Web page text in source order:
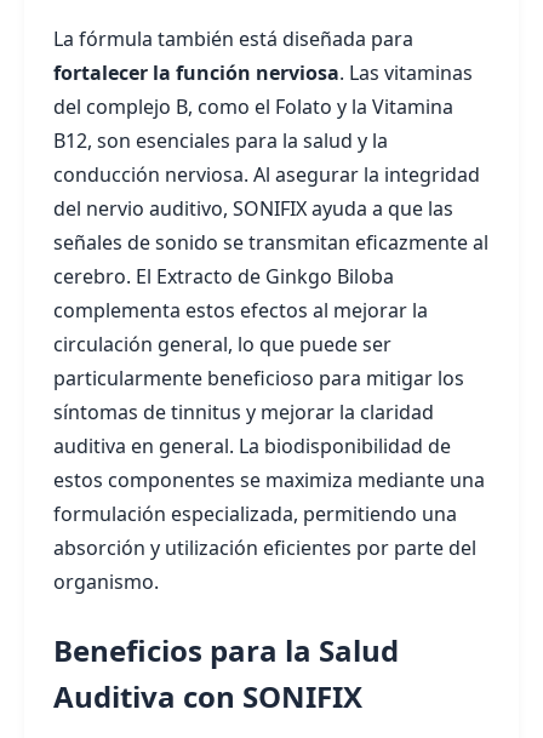
La fórmula también está diseñada para
fortalecer la función nerviosa. Las vitaminas
del complejo B, como el Folato y la Vitamina
B12, son esenciales para la salud y la
conducción nerviosa. Al asegurar la integridad
del nervio auditivo, SONIFIX ayuda a que las
señales de sonido se transmitan eficazmente al
cerebro. El Extracto de Ginkgo Biloba
complementa estos efectos al mejorar la
circulación general, lo que puede ser
particularmente beneficioso para mitigar los
síntomas de tinnitus y mejorar la claridad
auditiva en general. La biodisponibilidad de
estos componentes se maximiza mediante una
formulación especializada, permitiendo una
absorción y utilización eficientes por parte del
organismo.
Beneficios para la Salud
Auditiva con SONIFIX